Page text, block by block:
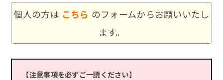
個人の方は こちら のフォームからお願いいたし
ます。
【注意事項を必ずご一読ください】